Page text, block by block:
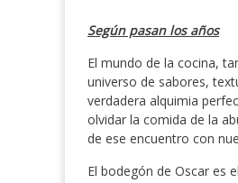
Según pasan los años
El mundo de la cocina,
universo de sabores,
verdadera alquimia
olvidar la comida de la
de ese encuentro con
El bodegón de Oscar es